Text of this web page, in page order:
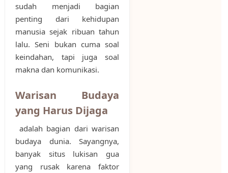
sudah menjadi bagian
penting dari kehidupan
manusia sejak ribuan tahun
lalu. Seni bukan cuma soal
keindahan, tapi juga soal
makna dan komunikasi.
Warisan Budaya
yang Harus Dijaga
adalah bagian dari warisan
budaya dunia. Sayangnya,
banyak situs lukisan gua
yang rusak karena faktor